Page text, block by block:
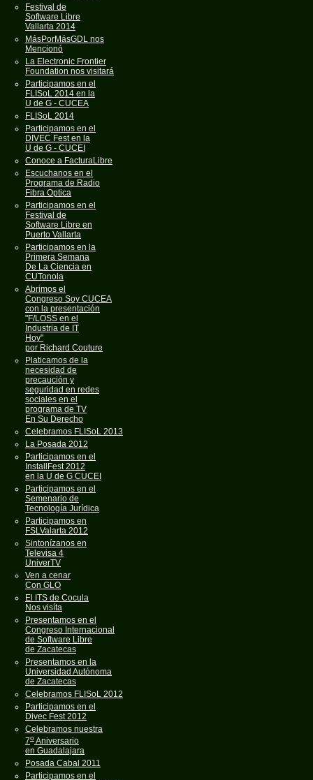
Festival de
Software Libre
Vallarta 2014
MásPorMásGDL nos
Mencionó
La Electronic Frontier
Foundation nos visitará
Participamos en el
FLISoL 2014 en la
U de G - CUCEA
FLISoL 2014
Participamos en el
DIVEC Fest en la
U de G - CUCEI
Conoce a FacturaLibre
Escuchanos en el
Programa de Radio
Fibra Optica
Participamos en el
Festival de
Software Libre en
Puerto Vallarta
Participamos en la
Primera Semana
De La Ciencia en
CUTonola
Abrimos el
Congreso Soy CUCEA
con la presentación
"F/LOSS en el
Industria de IT
Hoy"
por Richard Couture
Platicamos de la
necesidad de
precaución y
seguridad en redes
sociales en el
programa de TV
En Su Derecho
Celebramos FLISoL 2013
La Posada 2012
Participamos en el
InstallFest 2012
en la U de G CUCEI
Participamos en el
Semenario de
Tecnología Jurídica
Participamos en
FSLValarta 2012
Sintonízanos en
Televisa 4
UniverTV
Ven a cenar
Con GLO
El ITS de Cocula
Nos visíta
Presentamos en el
Congreso Internacional
de Software Libre
de Zacatecas
Presentamos en la
Universidad Autónoma
de Zacatecas
Celebramos FLISoL 2012
Participamos en el
Divec Fest 2012
Celebramos nuestra
7oAniversario
en Guadalajara
Posada Cabal 2011
Participamos en el